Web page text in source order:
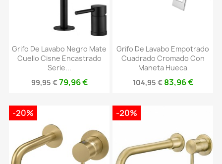
Grifo De Lavabo Negro Mate
Cuello Cisne Encastrado
Serie...
99,95 €79,96 €
Grifo De Lavabo Empotrado
Cuadrado Cromado Con
Maneta Hueca
104,95 € 83,96 €
-20% -20%